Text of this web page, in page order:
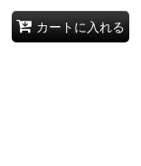
カートに入れる